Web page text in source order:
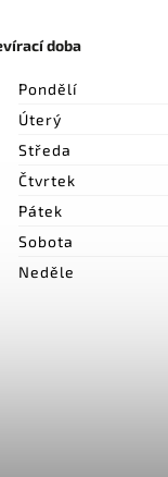
doba
Pondělí
Úterý
Středa
Čtvrtek
Pátek
Sobota
Neděle